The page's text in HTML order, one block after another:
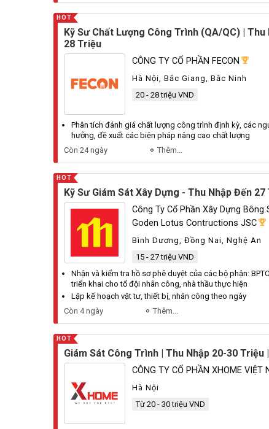
HOT
Kỹ Sư Chất Lượng Công Trình (QA/QC) | Thu
28 Triệu
CÔNG TY CỔ PHẦN FECON
Hà Nội, Bắc Giang, Bắc Ninh
20 - 28 triệu VND
Phân tích đánh giá chất lượng công trình định kỳ, các
hưởng, đề xuất các biện pháp nâng cao chất lượng
Còn 24 ngày
Thêm...
HOT
Kỹ Sư Giám Sát Xây Dựng - Thu Nhập Đến 27
Công Ty Cổ Phần Xây Dựng Bông
Goden Lotus Contructions JSC
Bình Dương, Đồng Nai, Nghệ An
15 - 27 triệu VND
Nhận và kiểm tra hồ sơ phê duyệt của các bộ phận:
triển khai cho tổ đội nhân công, nhà thầu thực hiện
Lập kế hoạch vật tư, thiết bị, nhân công theo ngày
Còn 4 ngày
Thêm...
HOT
Giám Sát Công Trình | Thu Nhập 20-30 Triệu
CÔNG TY CỔ PHẦN XHOME VIỆT
Hà Nội
Từ 20 - 30 triệu VND